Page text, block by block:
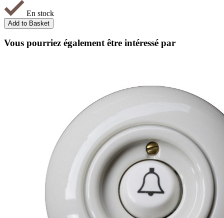
En stock
Vous pourriez également être intéressé par